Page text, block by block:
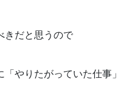
きだと思うので
やりたがっていた仕事」